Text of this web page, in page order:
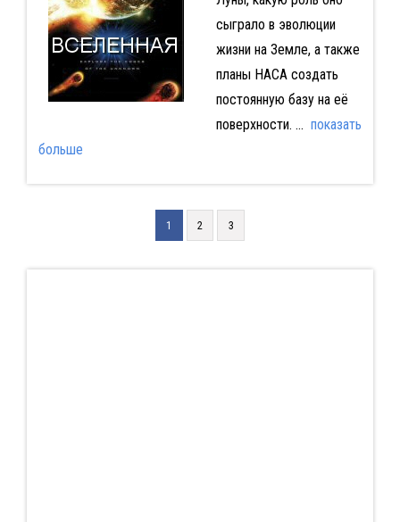
сыграло в эволюции
жизни на Земле, а также
планы НАСА создать
постоянную базу на её
поверхности. ... показать
больше
1 2 3